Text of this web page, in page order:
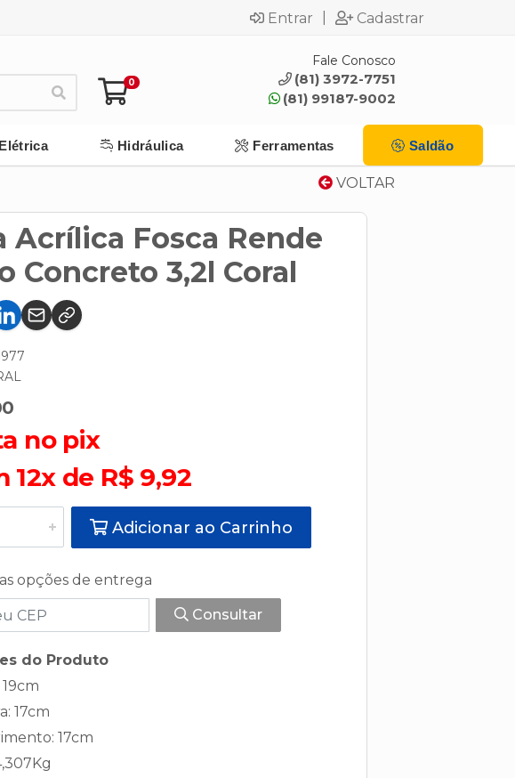
Entrar Cadastrar
0
Fale Conosco
(81) 3972-7751
(81) 99187-9002
Elétrica Hidráulica Ferramentas Saldão
VOLTAR
Acrílica Fosca Rende
Concreto 3,2l Coral
no pix
12x de R$ 9,92
Adicionar ao Carrinho
opções de entrega
Consultar
do Produto
17cm
17cm